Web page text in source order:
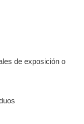
de exposición o